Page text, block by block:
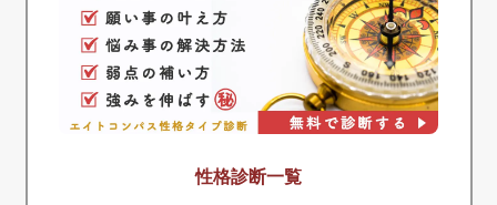
性格診断一覧